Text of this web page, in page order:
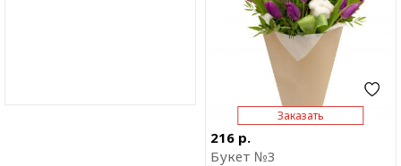
Заказать
216 р.
Букет №3